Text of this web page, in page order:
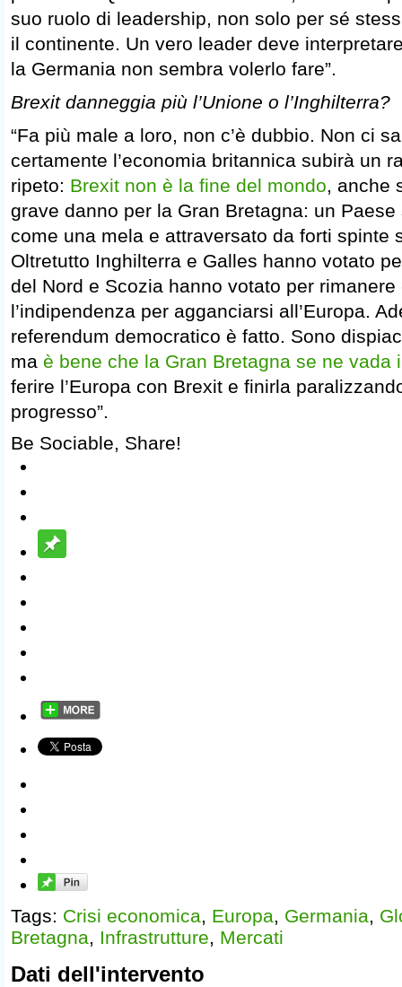
suo ruolo di leadership, non solo per sé
il continente. Un vero leader deve
la Germania non sembra volerlo fare”.
Brexit danneggia più l’Unione o l’Inghilterra?
“Fa più male a loro, non c’è dubbio. Non ci
certamente l’economia britannica subirà un
ripeto: Brexit non è la fine del mondo, anche
grave danno per la Gran Bretagna: un
come una mela e attraversato da forti spinte
Oltretutto Inghilterra e Galles hanno votato
del Nord e Scozia hanno votato per
l’indipendenza per agganciarsi all’Europa.
referendum democratico è fatto. Sono
ma è bene che la Gran Bretagna se ne vada
ferire l’Europa con Brexit e finirla
progresso”.
Be Sociable, Share!
Tags: Crisi economica, Europa, Germania,
Bretagna, Infrastrutture, Mercati
Dati dell'intervento